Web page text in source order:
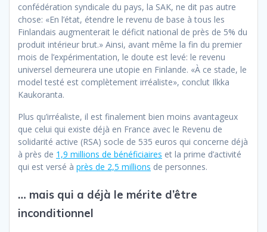
confédération syndicale du pays, la SAK, ne dit pas autre
chose: «En l’état, étendre le revenu de base à tous les
Finlandais augmenterait le déficit national de près de 5% du
produit intérieur brut.» Ainsi, avant même la fin du premier
mois de l’expérimentation, le doute est levé: le revenu
universel demeurera une utopie en Finlande. «À ce stade, le
model testé est complètement irréaliste», conclut Ilkka
Kaukoranta.
Plus qu’irréaliste, il est finalement bien moins avantageux
que celui qui existe déjà en France avec le Revenu de
solidarité active (RSA) socle de 535 euros qui concerne déjà
à près de 1,9 millions de bénéficiaires et la prime d’activité
qui est versé à près de 2,5 millions de personnes.
… mais qui a déjà le mérite d’être
inconditionnel